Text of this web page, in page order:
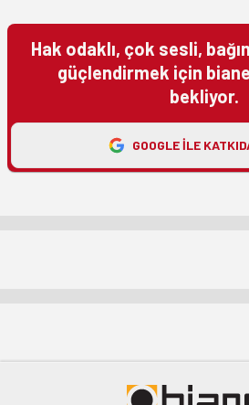
Hak odaklı, çok sesli,
güçlendirmek için
bekliyor.
GOOGLE ILE